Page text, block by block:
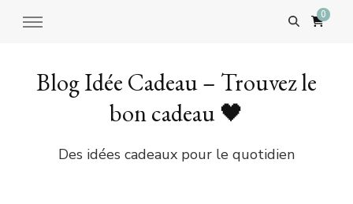
0
Blog Idée Cadeau – Trouvez le
bon cadeau 🖤
Des idées cadeaux pour le quotidien